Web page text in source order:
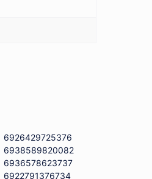
6926429725376
6938589820082
6936578623737
6922791376734